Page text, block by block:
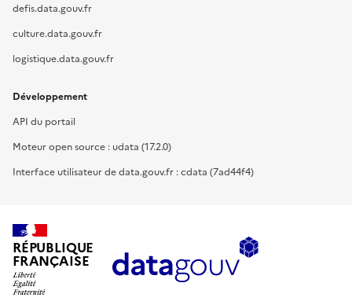
defis.data.gouv.fr
culture.data.gouv.fr
logistique.data.gouv.fr
Développement
API du portail
Moteur open source : udata (17.2.0)
Interface utilisateur de data.gouv.fr : cdata (7ad44f4)
RÉPUBLIQUE
FRANÇAISE